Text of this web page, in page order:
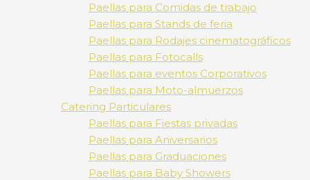
Paellas para Comidas de trabajo
Paellas para Stands de feria
Paellas para Rodajes cinematográficos
Paellas para Fotocalls
Paellas para eventos Corporativos
Paellas para Moto-almuerzos
Catering Particulares
Paellas para Fiestas privadas
Paellas para Aniversarios
Paellas para Graduaciones
Paellas para Baby Showers